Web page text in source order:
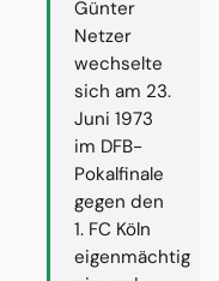
Günter
Netzer
wechselte
sich am 23.
Juni 1973
im DFB-
Pokalfinale
gegen den
1. FC Köln
eigenmächtig